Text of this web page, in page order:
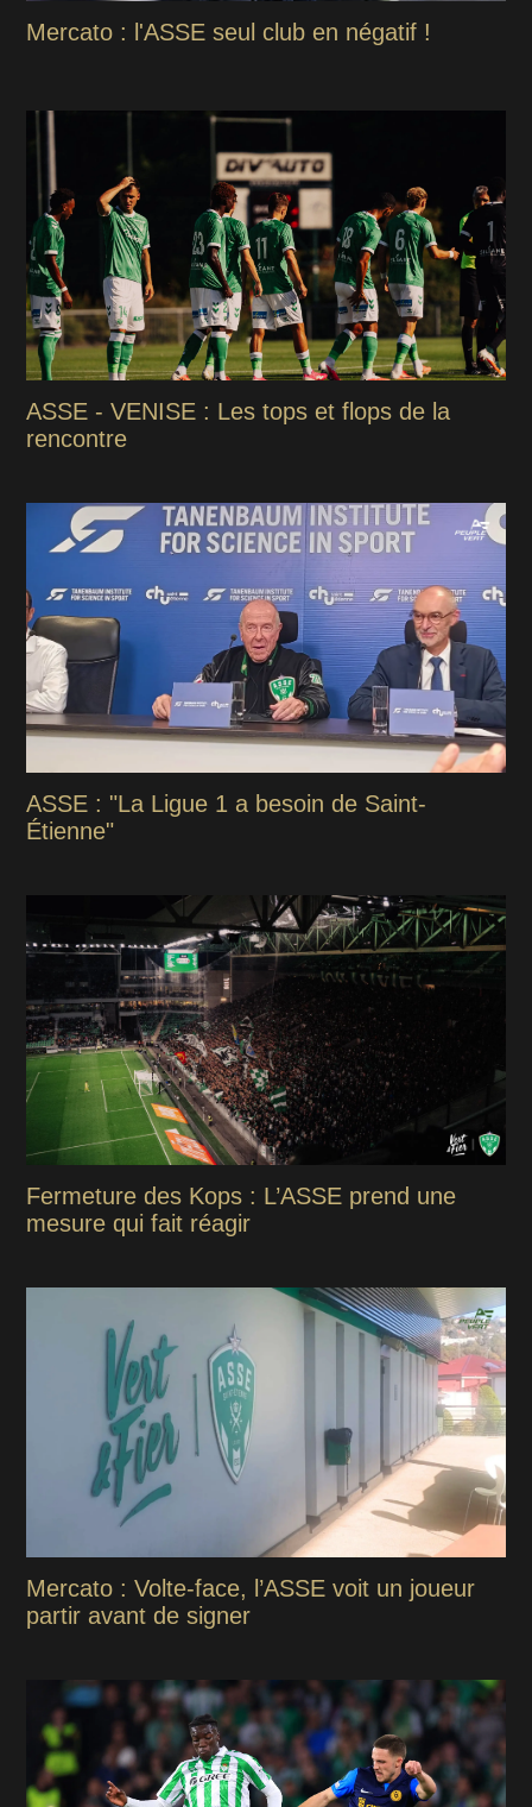
Mercato : l'ASSE seul club en négatif !
ASSE - VENISE : Les tops et flops de la
rencontre
ASSE : "La Ligue 1 a besoin de Saint-
Étienne"
Fermeture des Kops : L’ASSE prend une
mesure qui fait réagir
Mercato : Volte-face, l’ASSE voit un joueur
partir avant de signer